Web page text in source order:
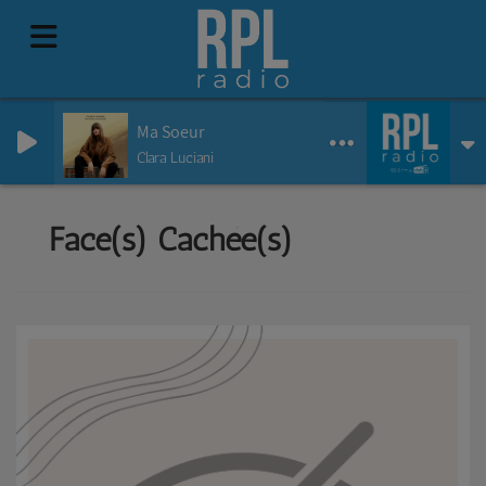
Ma Soeur
Clara Luciani
Face(s) Cachée(s)